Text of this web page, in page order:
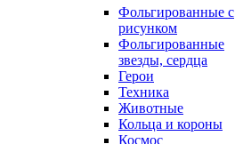
Фольгированные с
рисунком
Фольгированные
звезды, сердца
Герои
Техника
Животные
Кольца и короны
Космос